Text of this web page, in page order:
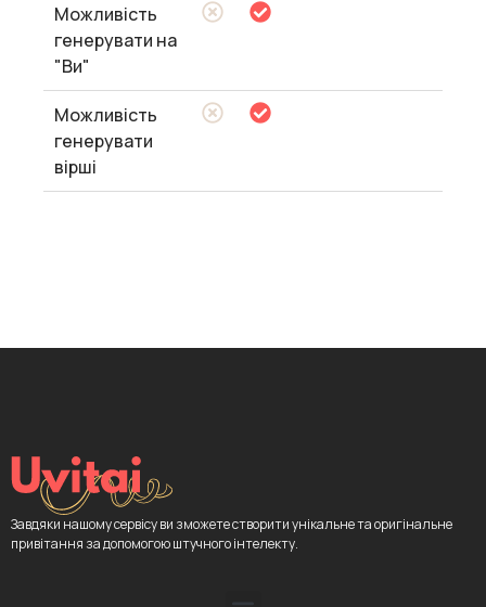
Можливість
генерувати на
"Ви"
Можливість
генерувати
вірші
Завдяки нашому сервісу ви зможете створити унікальне та оригінальне
привітання за допомогою штучного інтелекту.